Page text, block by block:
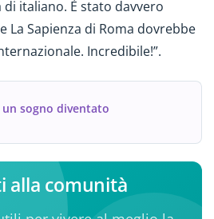
italiano. È stato davvero
La Sapienza di Roma dovrebbe
Incredibile!”.
sogno diventato
alla comunità